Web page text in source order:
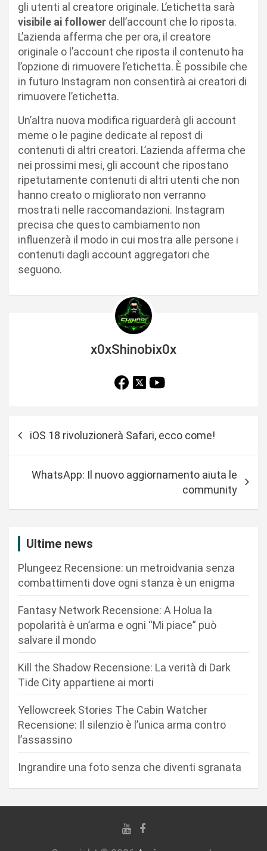
gli utenti al creatore originale. L’etichetta sarà
visibile ai follower dell’account che lo riposta.
L’azienda afferma che per ora, il creatore
originale o l’account che riposta il contenuto ha
l’opzione di rimuovere l’etichetta. È possibile che
in futuro Instagram non consentirà ai creatori di
rimuovere l’etichetta.
Un’altra nuova modifica riguarderà gli account
meme o le pagine dedicate al repost di
contenuti di altri creatori. L’azienda afferma che
nei prossimi mesi, gli account che ripostano
ripetutamente contenuti di altri utenti che non
hanno creato o migliorato non verranno
mostrati nelle raccomandazioni. Instagram
precisa che questo cambiamento non
influenzerà il modo in cui mostra alle persone i
contenuti dagli account aggregatori che
seguono.
x0xShinobix0x
iOS 18 rivoluzionerà Safari, ecco come!
WhatsApp: Il nuovo aggiornamento aiuta le
community
Ultime news
Plungeez Recensione: un metroidvania senza
combattimenti dove ogni stanza è un enigma
Fantasy Network Recensione: A Holua la
popolarità è un’arma e ogni “Mi piace” può
salvare il mondo
Kill the Shadow Recensione: La verità di Dark
Tide City appartiene ai morti
Yellowcreek Stories The Cabin Watcher
Recensione: Il silenzio è l’unica arma contro
l’assassino
Ingrandire una foto senza che diventi sgranata